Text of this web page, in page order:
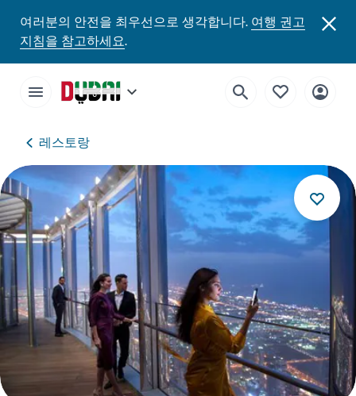
여러분의 안전을 최우선으로 생각합니다.여행 권고
지침을 참고하세요.
레스토랑